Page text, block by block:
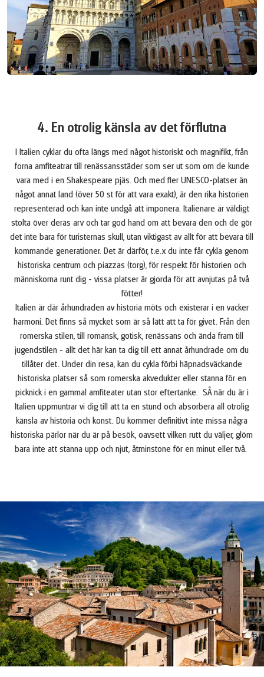
4. En otrolig känsla av det förflutna
I Italien cyklar du ofta längs med något historiskt och magnifikt, från
forna amfiteatrar till renässansstäder som ser ut som om de kunde
vara med i en Shakespeare pjäs. Och med fler UNESCO-platser än
något annat land (över 50 st för att vara exakt), är den rika historien
representerad och kan inte undgå att imponera. Italienare är väldigt
stolta över deras arv och tar god hand om att bevara den och de gör
det inte bara för turisternas skull, utan viktigast av allt för att bevara till
kommande generationer. Det är därför, t.e.x du inte får cykla genom
historiska centrum och piazzas (torg), för respekt för historien och
människorna runt dig - vissa platser är gjorda för att avnjutas på två
fötter!
Italien är där århundraden av historia möts och existerar i en vacker
harmoni. Det finns så mycket som är så lätt att ta för givet. Från den
romerska stilen, till romansk, gotisk, renässans och ända fram till
jugendstilen - allt det här kan ta dig till ett annat århundrade om du
tillåter det. Under din resa, kan du cykla förbi häpnadsväckande
historiska platser så som romerska akvedukter eller stanna för en
picknick i en gammal amfiteater utan stor eftertanke. SÅ när du är i
Italien uppmuntrar vi dig till att ta en stund och absorbera all otrolig
känsla av historia och konst. Du kommer definitivt inte missa några
historiska pärlor när du är på besök, oavsett vilken rutt du väljer, glöm
bara inte att stanna upp och njut, åtminstone för en minut eller två.